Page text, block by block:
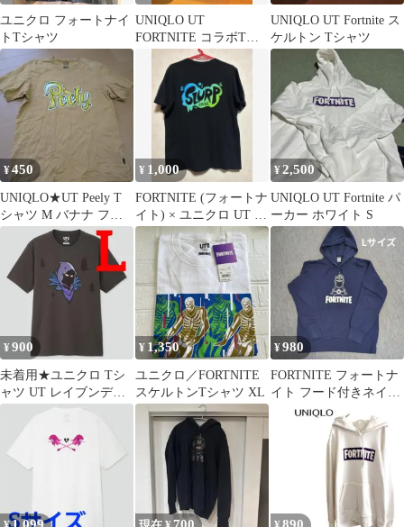
ユニクロ フォートナイ
トTシャツ
UNIQLO UT
FORTNITE コラボTシ
ャツ SLURP JUICE
UNIQLO UT Fortnite ス
ケルトン Tシャツ
¥450
UNIQLO★UT Peely T
シャツ М バナナ フォ
ートナイト ペリー
¥ 1,000
FORTNITE (フォートナ
イト) × ユニクロ UT コ
ラボTシャツ
¥2,500
UNIQLO UT Fortnite パ
ーカー ホワイト S
¥900
未着用★ユニクロ Tシ
ャツ UT レイブンデザ
¥ 1,350
ユニクロ／FORTNITE
スケルトンTシャツ XL
¥980
FORTNITE フォートナ
イト フード付きネイビ
ーパーカー L